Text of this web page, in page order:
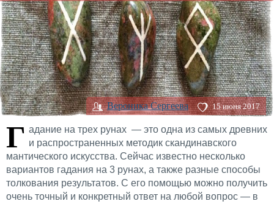
Вероника Сергеева 15 июня 2017
Г адание на трех рунах — это одна из самых древних
и распространенных методик скандинавского
мантического искусства. Сейчас известно несколько
вариантов гадания на 3 рунах, а также разные способы
толкования результатов. С его помощью можно получить
очень точный и конкретный ответ на любой вопрос — в